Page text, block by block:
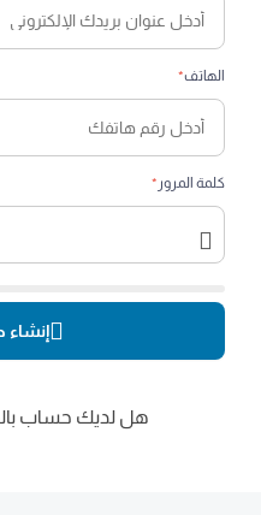
الهاتف*
كلمة المرور *
هل لديك حساب